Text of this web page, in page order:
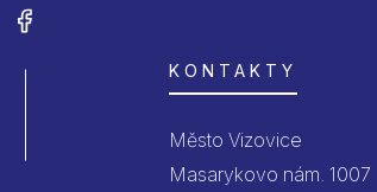
KONTAKTY
Město Vizovice
Masarykovo nám. 1007